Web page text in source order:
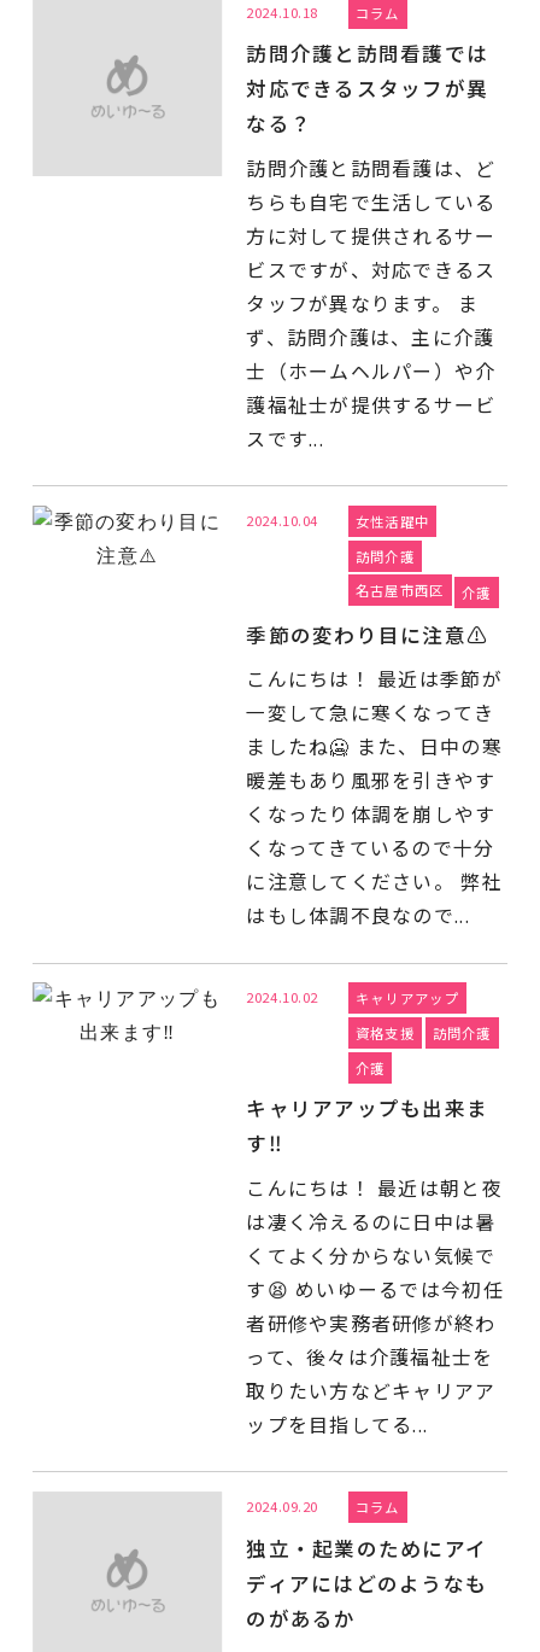
2024.10.18 コラム
訪問介護と訪問看護では
対応できるスタッフが異
なる？
訪問介護と訪問看護は、ど
ちらも自宅で生活している
方に対して提供されるサー
ビスですが、対応できるス
タッフが異なります。 ま
ず、訪問介護は、主に介護
士（ホームヘルパー）や介
護福祉士が提供するサービ
スです...
2024.10.04
女性活躍中
訪問介護
名古屋市西区
介護
季節の変わり目に注意⚠️
こんにちは！ 最近は季節が
一変して急に寒くなってき
ましたね🥶 また、日中の寒
暖差もあり風邪を引きやす
くなったり体調を崩しやす
くなってきているので十分
に注意してください。 弊社
はもし体調不良なので...
2024.10.02
キャリアアップ
資格支援
訪問介護
介護
キャリアアップも出来ま
す‼︎
こんにちは！ 最近は朝と夜
は凄く冷えるのに日中は暑
くてよく分からない気候で
す😫 めいゆーるでは今初任
者研修や実務者研修が終わ
って、後々は介護福祉士を
取りたい方などキャリアア
ップを目指してる...
2024.09.20 コラム
独立・起業のためにアイ
ディアにはどのようなも
のがあるか